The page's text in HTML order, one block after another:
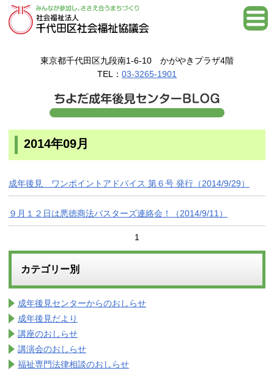
東京都千代田区九段南1-6-10 かがやきプラザ4階
TEL： 03-3265-1901
2014年09月
成年後見 ワンポイントアドバイス 第６号 発行（2014/9/29）
９月１２日は悪徳商法バスターズ連絡会！（2014/9/11）
1
カテゴリー別
成年後見センターからのおしらせ
成年後見だより
講座のおしらせ
講演会のおしらせ
福祉専門法律相談のおしらせ